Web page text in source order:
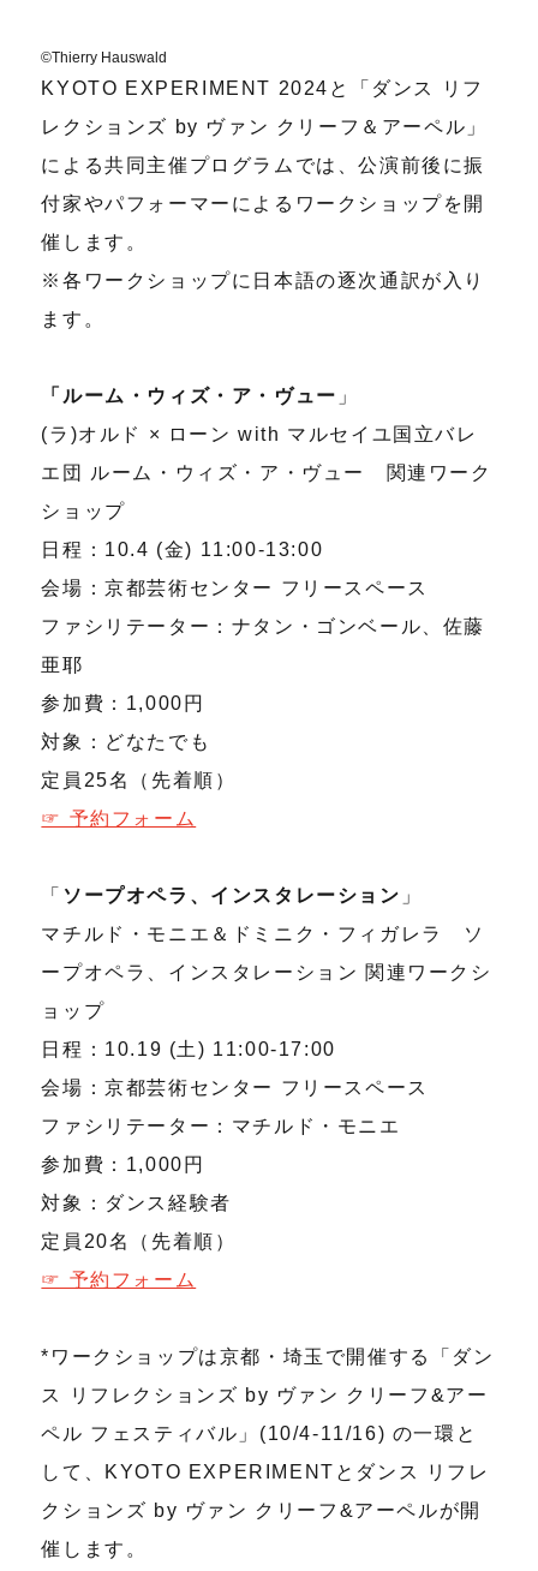
©Thierry Hauswald
KYOTO EXPERIMENT 2024と「ダンス リフ
レクションズ by ヴァン クリーフ＆アーペル」
による共同主催プログラムでは、公演前後に振
付家やパフォーマーによるワークショップを開
催します。
※各ワークショップに日本語の逐次通訳が入り
ます。
「ルーム・ウィズ・ア・ヴュー 」
(ラ)オルド × ローン with マルセイユ国立バレ
エ団 ルーム・ウィズ・ア・ヴュー 関連ワーク
ショップ
日程：10.4 (金) 11:00-13:00
会場：京都芸術センター フリースペース
ファシリテーター：ナタン・ゴンベール、佐藤
亜耶
参加費：1,000円
対象：どなたでも
定員25名（先着順）
☞ 予約フォーム
「 ソープオペラ、インスタレーション 」
マチルド・モニエ＆ドミニク・フィガレラ ソ
ープオペラ、インスタレーション 関連ワークシ
ョップ
日程：10.19 (土) 11:00-17:00
会場：京都芸術センター フリースペース
ファシリテーター：マチルド・モニエ
参加費：1,000円
対象：ダンス経験者
定員20名（先着順）
☞ 予約フォーム
*ワークショップは京都・埼玉で開催する「ダン
ス リフレクションズ by ヴァン クリーフ&アー
ペル フェスティバル」(10/4-11/16) の一環と
して、KYOTO EXPERIMENTとダンス リフレ
クションズ by ヴァン クリーフ&アーペルが開
催します。